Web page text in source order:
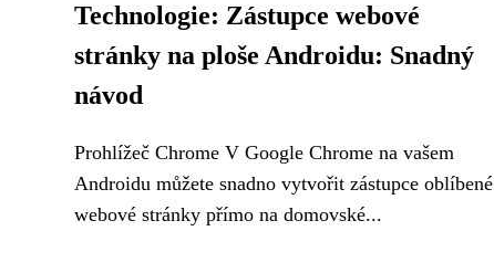
Technologie: Zástupce webové
stránky na ploše Androidu: Snadný
návod
Prohlížeč Chrome V Google Chrome na vašem
Androidu můžete snadno vytvořit zástupce oblíbené
webové stránky přímo na domovské...